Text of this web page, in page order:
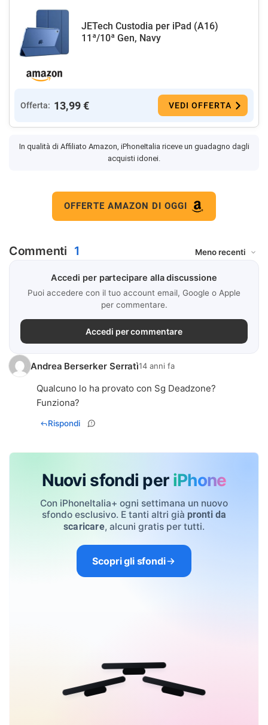
JETech Custodia per iPad (A16)
11ª/10ª Gen, Navy
Offerta: 13,99 € VEDI OFFERTA
In qualità di Affiliato Amazon, iPhoneItalia riceve un guadagno dagli
acquisti idonei.
OFFERTE AMAZON DI OGGI
Commenti 1
Accedi per partecipare alla discussione
Puoi accedere con il tuo account email, Google o Apple
per commentare.
Accedi per commentare
Andrea Berserker Serratì14 anni fa
Qualcuno lo ha provato con Sg Deadzone?
Rispondi
Nuovi sfondi per iPhone
Con iPhoneItalia+ ogni settimana un nuovo
sfondo esclusivo. E tanti altri già pronti da
scaricare, alcuni gratis per tutti.
Scopri gli sfondi